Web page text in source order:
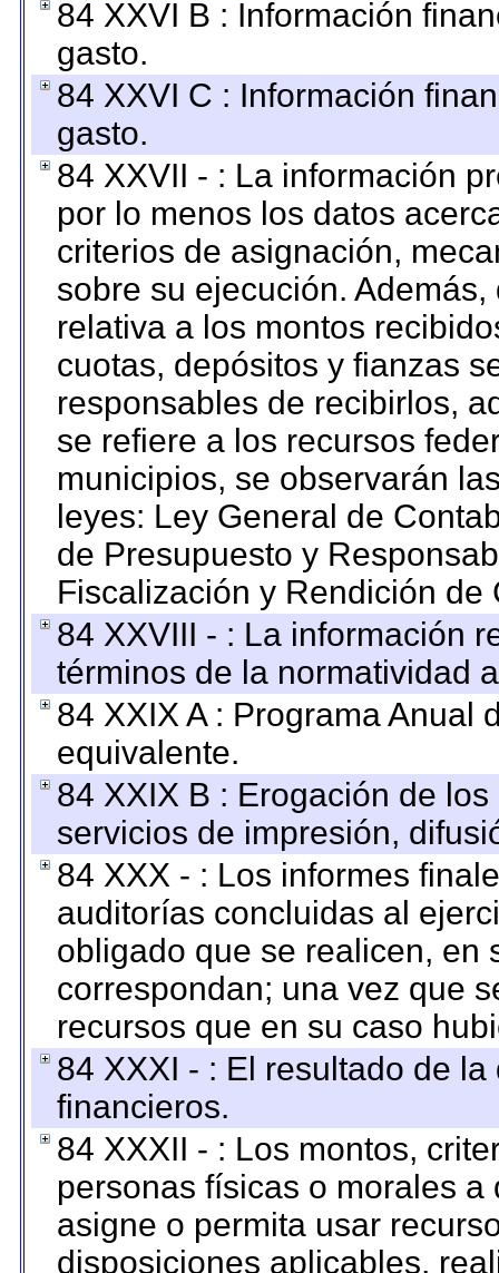
84 XXVI B : Información
gasto.
84 XXVI C : Información
gasto.
84 XXVII - : La información
por lo menos los datos
criterios de asignación,
sobre su ejecución.
relativa a los montos
cuotas, depósitos y fianzas
responsables de recibirlos,
se refiere a los recursos
municipios, se observarán
leyes: Ley General de
de Presupuesto y
Fiscalización y Rendición
84 XXVIII - : La información
términos de la normatividad
84 XXIX A : Programa Anual
equivalente.
84 XXIX B : Erogación de
servicios de impresión,
84 XXX - : Los informes
auditorías concluidas al
obligado que se realicen, en
correspondan; una vez que
recursos que en su caso
84 XXXI - : El resultado de
financieros.
84 XXXII - : Los montos,
personas físicas o morales
asigne o permita usar
disposiciones aplicables,